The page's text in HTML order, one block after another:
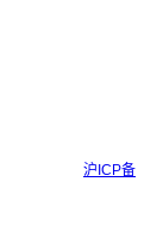
沪ICP备